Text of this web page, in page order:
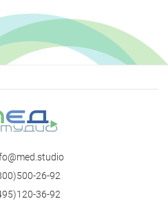
равновесию:
26-92
36-92